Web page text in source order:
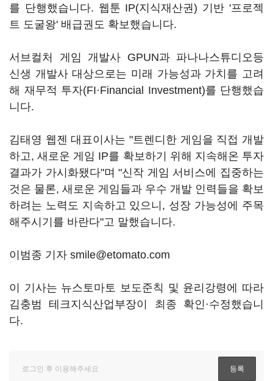
를 단행했습니다. 웹툰 IP(지식재산권) 기반 '프로젝
트 도굴왕' 배급권도 확보했습니다.
서브컬처 게임 개발사 GPUN과 파나나스튜디오등
신생 개발사 대상으로는 미래 가능성과 가치를 고려
해 재무적 투자(FI·Financial Investment)를 단행했습
니다.
김태영 웹젠 대표이사는 "트렌디한 게임을 직접 개발
하고, 새로운 게임 IP를 확보하기 위해 지속해온 투자
결과가 가시화됐다"며 "신작 게임 서비스에 집중하는
것은 물론, 새로운 게임들과 우수 개발 인력들을 확보
하려는 노력도 지속하고 있으니, 성장 가능성에 주목
해주시기를 바란다"고 말했습니다.
이범종 기자 smile@etomato.com
이 기사는 뉴스토마토 보도준칙 및 윤리강령에 따라
김충범 테크지식산업부장이 최종 확인·수정했습니
다.